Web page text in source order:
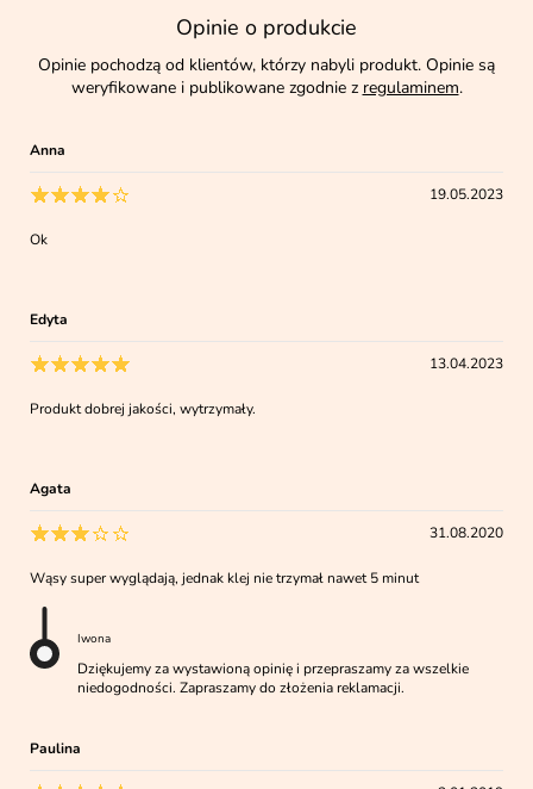
Opinie o produkcie
Opinie pochodzą od klientów, którzy nabyli produkt. Opinie są
weryfikowane i publikowane zgodnie z regulaminem.
Anna
19.05.2023
Ok
Edyta
13.04.2023
Produkt dobrej jakości, wytrzymały.
Agata
31.08.2020
Wąsy super wyglądają, jednak klej nie trzymał nawet 5 minut
Iwona
Dziękujemy za wystawioną opinię i przepraszamy za wszelkie
niedogodności. Zapraszamy do złożenia reklamacji.
Paulina